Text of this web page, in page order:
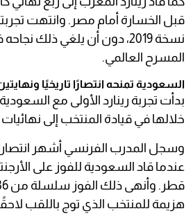
قبل الخسارة أمام مصر. وانتهت
نسخة 2019، دون أن يلغي ذلك
المسرح العالمي.
السعودية تمنحه انتصارًا تاريخيًا
خلالها في قيادة المنتخب إلى نهائيات
وسجل المدرب الفرنسي أشهر
هزيمة للمنتخب الذي توج باللقب